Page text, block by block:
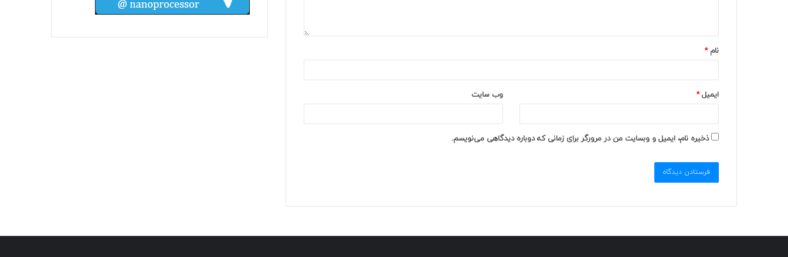
نام*
ایمیل* وب‌ سایت
ذخیره نام، ایمیل و وبسایت من در مرورگر برای زمانی که دوباره دیدگاهی می‌نویسم.